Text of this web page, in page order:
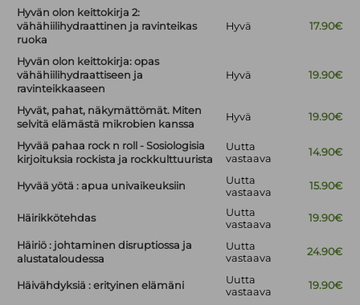
Hyvän olon keittokirja 2:
vähähiilihydraattinen ja ravinteikas
ruoka
Hyvä 17.90€
Hyvän olon keittokirja: opas
vähähiilihydraattiseen ja
ravinteikkaaseen
Hyvä 19.90€
Hyvät, pahat, näkymättömät. Miten
selvitä elämästä mikrobien kanssa
Hyvä 19.90€
Hyvää pahaa rock n roll - Sosiologisia
kirjoituksia rockista ja rockkulttuurista
Uutta
vastaava
14.90€
Hyvää yötä : apua univaikeuksiin
Uutta
vastaava
15.90€
Häirikkötehdas
Uutta
vastaava
19.90€
Häiriö : johtaminen disruptiossa ja
alustataloudessa
Uutta
vastaava
24.90€
Häivähdyksiä : erityinen elämäni
Uutta
vastaava
19.90€